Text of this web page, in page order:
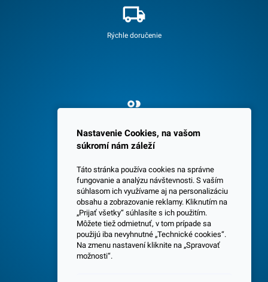
Rýchle doručenie
Spokojných 3600 zákazníkov
Centrála a predajňa v Senci
Nastavenie Cookies, na vašom
súkromí nám záleží
Táto stránka používa cookies na správne
fungovanie a analýzu návštevnosti. S vaším
súhlasom ich využívame aj na personalizáciu
obsahu a zobrazovanie reklamy. Kliknutím na
„Prijať všetky“ súhlasíte s ich použitím.
Môžete tiež odmietnuť, v tom prípade sa
použijú iba nevyhnutné „Technické cookies“.
Na zmenu nastavení kliknite na „Spravovať
možnosti“.